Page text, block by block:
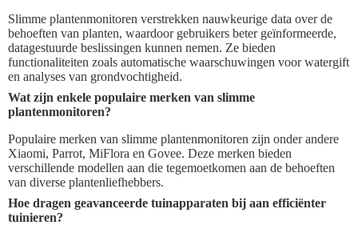
Slimme plantenmonitoren verstrekken nauwkeurige data over de
behoeften van planten, waardoor gebruikers beter geïnformeerde,
datagestuurde beslissingen kunnen nemen. Ze bieden
functionaliteiten zoals automatische waarschuwingen voor watergift
en analyses van grondvochtigheid.
Wat zijn enkele populaire merken van slimme
plantenmonitoren?
Populaire merken van slimme plantenmonitoren zijn onder andere
Xiaomi, Parrot, MiFlora en Govee. Deze merken bieden
verschillende modellen aan die tegemoetkomen aan de behoeften
van diverse plantenliefhebbers.
Hoe dragen geavanceerde tuinapparaten bij aan efficiënter
tuinieren?